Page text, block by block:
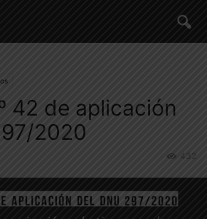
42 de aplicación
2020
432